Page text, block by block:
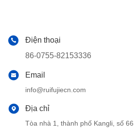
Điện thoại
86-0755-82153336
Email
info@ruifujiecn.com
Địa chỉ
Tòa nhà 1, thành phố Kangli, số